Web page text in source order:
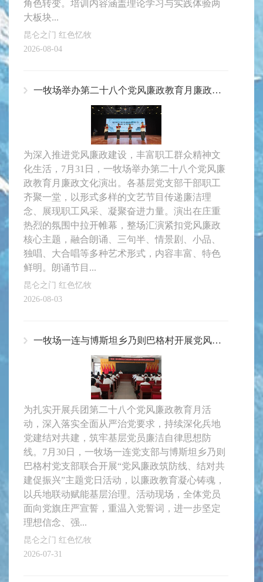
角色转变。培训内容涵盖理论学习与实践体验两
大板块...
昆仑之门 红色忆牧
2026-08-04
一牧场举办第二十八个党风廉政教育月廉政文化演出
为深入推进党风廉政建设，丰富职工群众精神文
化生活，7月31日，一牧场举办第二十八个党风廉
政教育月廉政文化演出。各基层党支部干部职工
齐聚一堂，以形式多样的文艺节目传递廉洁理
念、展现职工风采、凝聚奋进力量。演出在庄重
热烈的氛围中拉开帷幕，整场汇演紧扣党风廉政
核心主题，融合朗诵、三句半、情景剧、小品、
独唱、大合唱等多种艺术形式，内容丰富、特色
鲜明。朗诵节目...
昆仑之门 红色忆牧
2026-08-03
一牧场一连与博斯坦乡乃则巴格村开展党风廉政教育月主题党日活动
为扎实开展兵团第二十八个党风廉政教育月活
动，深入落实全面从严治党要求，持续深化兵地
党建结对共建，筑牢基层党员廉洁自律思想防
线。7月30日，一牧场一连党支部与博斯坦乡乃则
巴格村党支部联合开展“党风廉政筑防线、结对共
建促振兴”主题党日活动，以廉政教育凝心铸魂，
以兵地联动赋能基层治理。活动现场，全体党员
面向党旗庄严宣誓，重温入党誓词，进一步坚定
理想信念、强...
昆仑之门 红色忆牧
2026-07-31